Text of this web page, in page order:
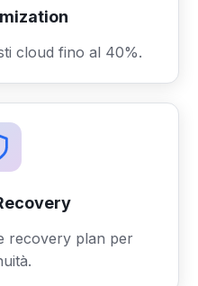
cloud fino al 40%.
recovery plan per